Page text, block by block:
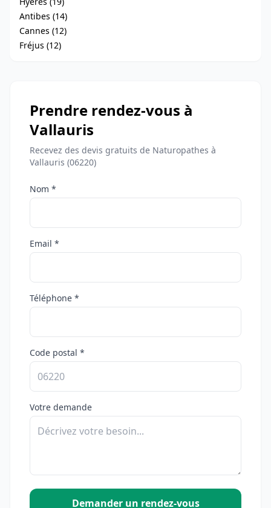
Antibes (14)
Cannes (12)
Fréjus (12)
Prendre rendez-vous à
Vallauris
Recevez des devis gratuits de Naturopathes à
Vallauris (06220)
Nom *
Email *
Téléphone *
Code postal *
Votre demande
Demander un rendez-vous